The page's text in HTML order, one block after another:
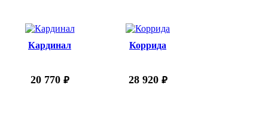
Кардинал
20 770 руб.
Коррида
28 920 руб.